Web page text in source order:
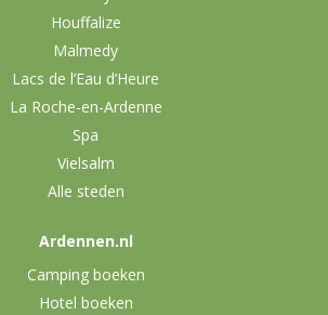
Houffalize
Malmedy
Lacs de l’Eau d’Heure
La Roche-en-Ardenne
Spa
Vielsalm
Alle steden
Ardennen.nl
Camping boeken
Hotel boeken